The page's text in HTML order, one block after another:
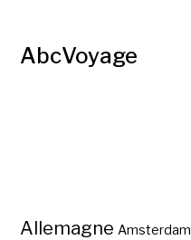
AbcVoyage
Allemagne Amsterdam